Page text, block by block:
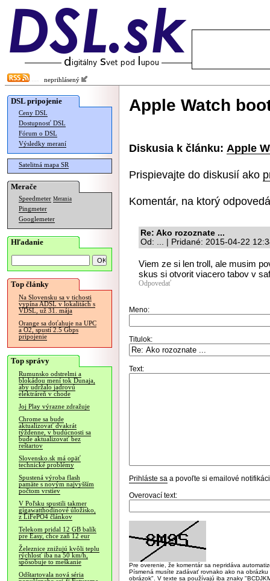
neprihlásený
DSL pripojenie
Ceny DSL
Dostupnosť DSL
Fórum o DSL
Výsledky meraní
Satelitná mapa SR
Merače
Speedmeter Merania
Pingmeter
Googlemeter
Hľadanie
Top články
Na Slovensku sa v tichosti
vypína ADSL v lokalitách s
VDSL, už 31. mája
Orange sa doťahuje na UPC
a O2, spustí 2.5 Gbps
pripojenie
Top správy
Rumunsko odstrelmi a
blokádou mení tok Dunaja,
aby udržalo jadrovú
elektráreň v chode
Joj Play výrazne zdražuje
Chrome sa bude
aktualizovať dvakrát
týždenne, v budúcnosti sa
bude aktualizovať bez
reštartov
Slovensko.sk má opäť
technické problémy
Spustená výroba flash
pamäte s novým najvyšším
počtom vrstiev
V Poľsku spustili takmer
gigawatthodinové úložisko,
z LiFePO4 článkov
Telekom pridal 12 GB balík
pre Easy, chce zaň 12 eur
Železnice znižujú kvôli teplu
rýchlosť iba na 50 km/h,
spôsobuje to meškanie
Odštartovala nová séria
Apple Watch
Diskusia k článku: Apple
Prispievajte do diskusií ako
Komentár, na ktorý
Re: Ako rozoznate ...
Od: ... | Pridané: 2015-04-22
Viem ze si len troll, ale musim
skus si otvorit viacero tabov v
Odpovedať
Meno:
Titulok:
Text:
Prihláste sa a povoľte si emailové
Overovací text:
Pre overenie, že komentár sa nepridáva
Písmená musíte zadávať rovnako ako na
obrázok". V texte sa používajú iba znaky